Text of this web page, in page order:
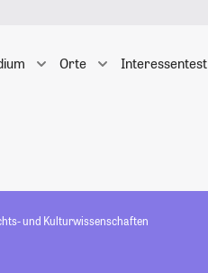
Orte Interessentest
und Kulturwissenschaften